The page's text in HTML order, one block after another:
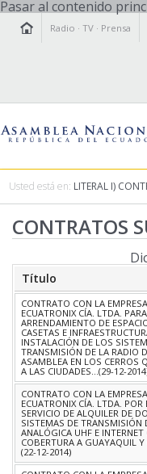
Pasar al contenido
Radio ·TV · Prensa
LA ASAMBLEA
LEGISLAMOS
TRANSPARENCIA
PRENSA
PARTICIPACIÓN
RELACIONES INTERNACIONALES
AGENDA
Usted está en: LITERAL I)
CONTRATOS
Título
CONTRATO CON LA EMPRESA
ECUATRONIX CÍA. LTDA.
ARRENDAMIENTO DE
CASETAS E
INSTALACIÓN DE LOS
TRANSMISIÓN DE LA RADIO
ASAMBLEA EN LOS CERROS
A LAS CIUDADES...(29-12-
CONTRATO CON LA EMPRESA
ECUATRONIX CÍA. LTDA. POR
SERVICIO DE ALQUILER DE
SISTEMAS DE TRANSMISIÓN
ANALÓGICA UHF E INTERNET
COBERTURA A GUAYAQUIL Y
(22-12-2014)